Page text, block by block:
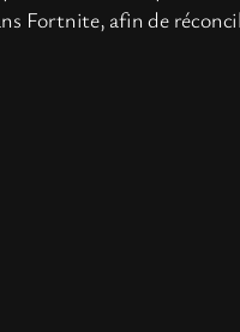
Fortnite, afin de